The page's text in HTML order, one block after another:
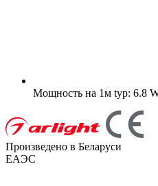
Мощность на 1м typ: 6.8
Произведено в Беларуси
ЕАЭС